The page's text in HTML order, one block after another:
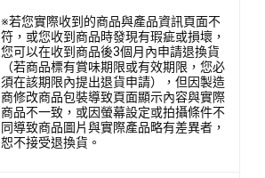
※若您實際收到的商品與產品資訊頁面不
符，或您收到商品時發現有瑕疵或損壞，
您可以在收到商品後3個月內申請退換貨
（若商品標有賞味期限或有效期限，您必
須在該期限內提出退貨申請），但因製造
商修改商品包裝導致頁面顯示內容與實際
商品不一致，或因螢幕設定或拍攝條件不
同導致商品圖片與實際產品略有差異者，
恕不接受退換貨。